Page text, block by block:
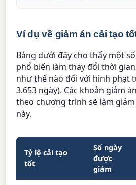
Ví dụ về giảm án cải tạo
Bảng dưới đây cho thấy một
phổ biến làm thay đổi thời
như thế nào đối với hình phạt
3.653 ngày). Các khoản giảm
theo chương trình sẽ làm
này.
Tỷ lệ cải tạo
tốt
Số ngày
được
giảm